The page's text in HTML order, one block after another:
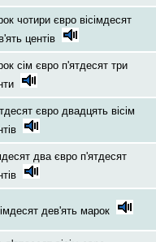
чотири євро вісімдесят
центів
сім євро п'ятдесят три
євро двадцять вісім
два євро п'ятдесят
дев'ять марок